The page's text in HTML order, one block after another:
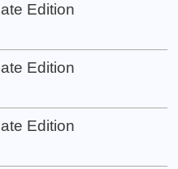
Edition
Edition
Edition